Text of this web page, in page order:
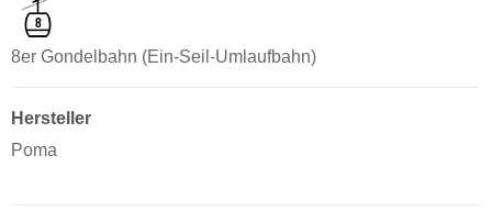
8er Gondelbahn (Ein-Seil-Umlaufbahn)
Hersteller
Poma